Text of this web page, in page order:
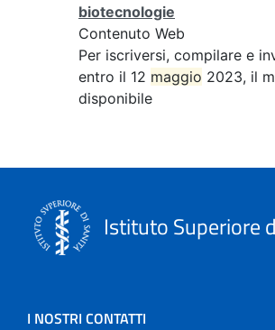
biotecnologie
Contenuto Web
Per iscriversi, compilare e
entro il 12 maggio 2023, il
disponibile
Istituto Superiore
I NOSTRI CONTATTI